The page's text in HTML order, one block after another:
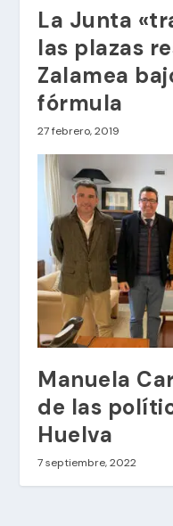
La Junta
las plazas
Zalamea
fórmula
27 febrero, 2019
Manuela
de las
Huelva
7 septiembre, 2022